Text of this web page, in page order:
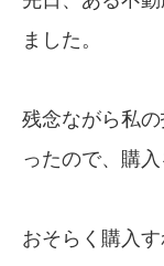
ました。
残念ながら私
ったので、購入
おそらく購入